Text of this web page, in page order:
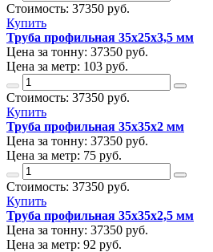
Стоимость: 37350 руб.
Купить
Труба профильная 35х25х3,5 мм
Цена за тонну: 37350 руб.
Цена за метр: 103 руб.
Стоимость: 37350 руб.
Купить
Труба профильная 35х35х2 мм
Цена за тонну: 37350 руб.
Цена за метр: 75 руб.
Стоимость: 37350 руб.
Купить
Труба профильная 35х35х2,5 мм
Цена за тонну: 37350 руб.
Цена за метр: 92 руб.